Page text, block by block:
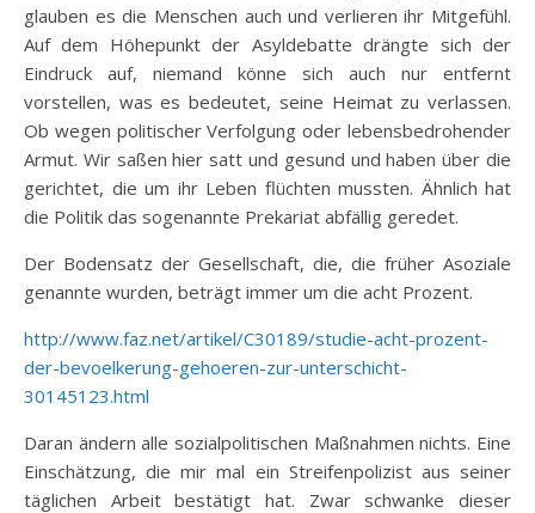
glauben es die Menschen auch und verlieren ihr Mitgefühl.
Auf dem Höhepunkt der Asyldebatte drängte sich der
Eindruck auf, niemand könne sich auch nur entfernt
vorstellen, was es bedeutet, seine Heimat zu verlassen.
Ob wegen politischer Verfolgung oder lebensbedrohender
Armut. Wir saßen hier satt und gesund und haben über die
gerichtet, die um ihr Leben flüchten mussten. Ähnlich hat
die Politik das sogenannte Prekariat abfällig geredet.
Der Bodensatz der Gesellschaft, die, die früher Asoziale
genannte wurden, beträgt immer um die acht Prozent.
http://www.faz.net/artikel/C30189/studie-acht-prozent-
der-bevoelkerung-gehoeren-zur-unterschicht-
30145123.html
Daran ändern alle sozialpolitischen Maßnahmen nichts. Eine
Einschätzung, die mir mal ein Streifenpolizist aus seiner
täglichen Arbeit bestätigt hat. Zwar schwanke dieser